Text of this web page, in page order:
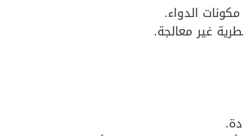
الدواء.
غير معالجة.